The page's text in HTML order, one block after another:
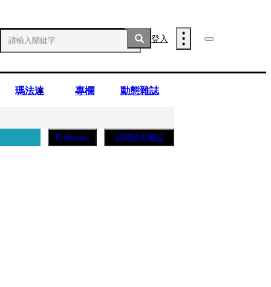
登入
瑪法達 專欄 動態雜誌
糕」
Podcasts 訂閱紙本雜誌